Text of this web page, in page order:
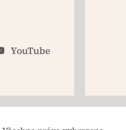
YouTube